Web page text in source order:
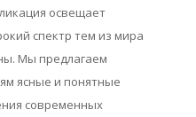
освещает
спектр тем из мира
Мы предлагаем
ясные и понятные
современных